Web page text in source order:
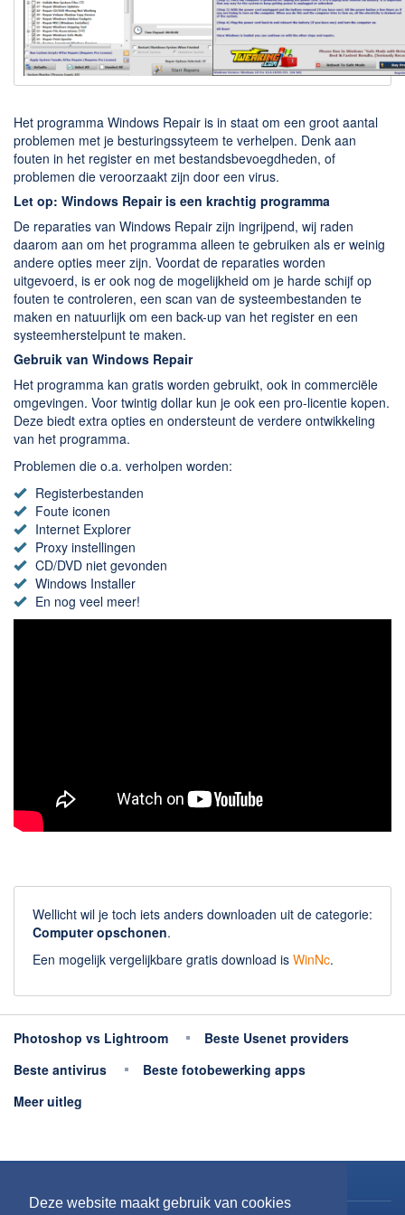
Deze website maakt gebruik van cookies
Downloaden
BitTorrent Clients
Nieuwslezers (Downloaden via usenet)
Onderhoud & Veiligheid
Computer opschonen
Veilig online
Productiviteit
Adresboek en contacten
Planning en organisatie
Tekst en Administratie
Overige
Algemeen
Chatten en bellen
Dating apps
Parkeer apps
Rar en Zip (Compressie - Unzip)
Shopping
Spelletjes en Games
Webbrowsers
Het programma Windows Repair is in staat om een groot aantal
problemen met je besturingssyteem te verhelpen. Denk aan
fouten in het register en met bestandsbevoegdheden, of
problemen die veroorzaakt zijn door een virus.
Let op: Windows Repair is een krachtig programma
De reparaties van Windows Repair zijn ingrijpend, wij raden
daarom aan om het programma alleen te gebruiken als er weinig
andere opties meer zijn. Voordat de reparaties worden
uitgevoerd, is er ook nog de mogelijkheid om je harde schijf op
fouten te controleren, een scan van de systeembestanden te
maken en natuurlijk om een back-up van het register en een
systeemherstelpunt te maken.
Gebruik van Windows Repair
Het programma kan gratis worden gebruikt, ook in commerciële
omgevingen. Voor twintig dollar kun je ook een pro-licentie kopen.
Deze biedt extra opties en ondersteunt de verdere ontwikkeling
van het programma.
Problemen die o.a. verholpen worden:
Registerbestanden
Foute iconen
Internet Explorer
Proxy instellingen
CD/DVD niet gevonden
Windows Installer
En nog veel meer!
Wellicht wil je toch iets anders downloaden uit de categorie:
Computer opschonen.
Een mogelijk vergelijkbare gratis download is WinNc.
Photoshop vs Lightroom
Beste Usenet providers
Beste antivirus
Beste fotobewerking apps
Meer uitleg